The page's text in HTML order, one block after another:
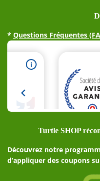
* Questions Fréquentes
Turtle SHOP
Découvrez notre
d’appliquer des coupons